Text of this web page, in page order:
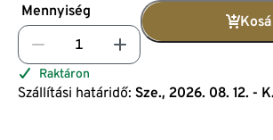
Mennyiség
Raktáron
Szállítási határidő: Sze., 2026. 08. 12. -